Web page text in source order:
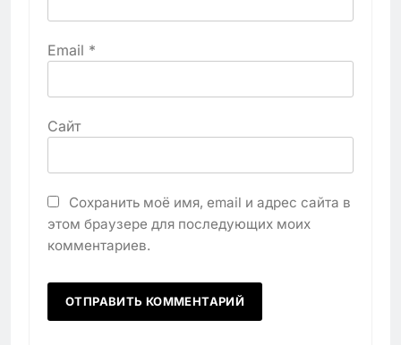
Email *
Сайт
Сохранить моё имя, email и адрес сайта в
этом браузере для последующих моих
комментариев.